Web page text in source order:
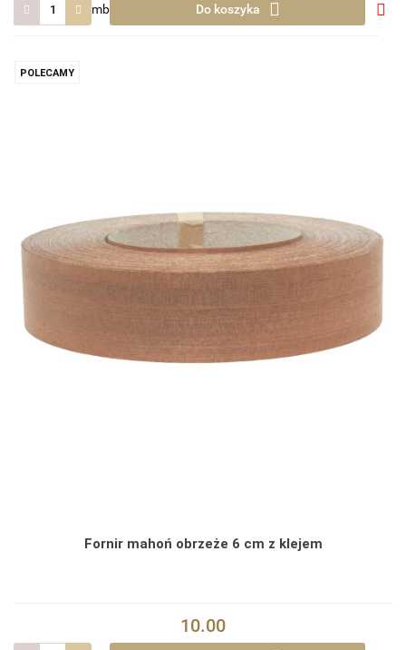
mb Do koszyka
POLECAMY
Fornir mahoń obrzeże 6 cm z klejem
10.00